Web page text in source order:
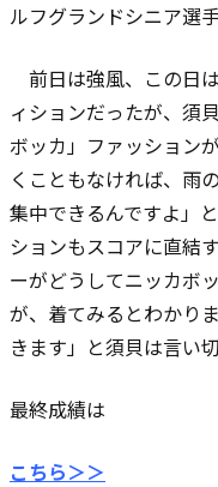
ルフグランドシニア選
前日は強風、この日
ィションだったが、須
ボッカ」ファッション
くこともなければ、雨
集中できるんですよ」
ションもスコアに直結
ーがどうしてニッカボ
が、着てみるとわかり
きます」と須貝は言い切
最終成績は
こちら＞＞